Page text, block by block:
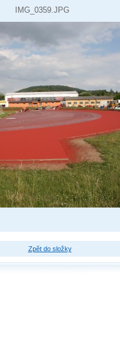
IMG_0359.JPG
Zpět do složky